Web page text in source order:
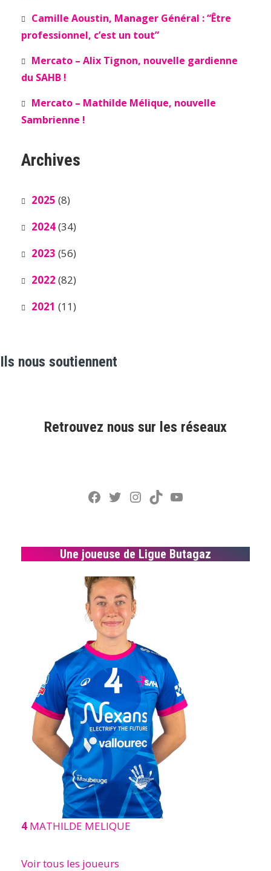
Camille Aoustin, Manager Général : “Être
professionnel, c’est un tout”
Mercato – Alix Tignon, nouvelle gardienne
du SAHB !
Mercato – Mathilde Mélique, nouvelle
Sambrienne !
Archives
2025 (8)
2024(34)
2023 (56)
2022 (82)
2021 (11)
Ils nous soutiennent
Retrouvez nous sur les réseaux
Facebook
Twitter
Instagram
TikTokYouTube
Une joueuse de Ligue Butagaz
4 MATHILDE MELIQUE
Voir tous les joueurs